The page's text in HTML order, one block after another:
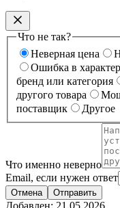
Что не так?
Неверная цена
Ошибка в
бренд или категория
другого товара
поставщик
Другое
Что именно неверно
Email, если нужен ответ
Отмена Отправить